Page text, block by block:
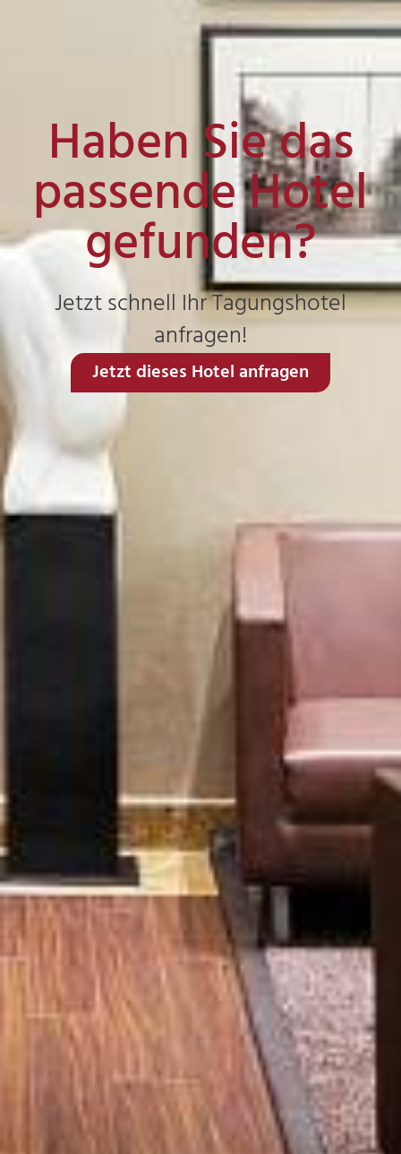
Haben Sie das
passende Hotel
gefunden?
Jetzt schnell Ihr Tagungshotel
anfragen!
Jetzt dieses Hotel anfragen